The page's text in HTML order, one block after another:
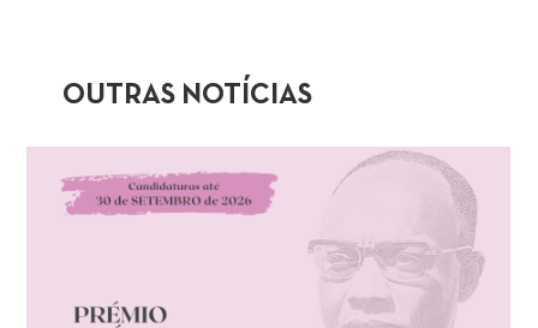
OUTRAS NOTÍCIAS